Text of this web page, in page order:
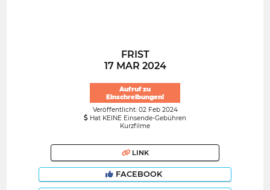
FRIST
17 MAR 2024
Aufruf zu
Einschreibungen!
Veröffentlicht: 02 Feb 2024
Hat KEINE Einsende-Gebühren
Kurzfilme
LINK
FACEBOOK